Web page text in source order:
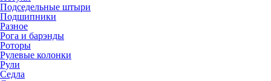
Подседельные штыри
Подшипники
Разное
Рога и барэнды
Роторы
Рулевые колонки
Рули
Седла